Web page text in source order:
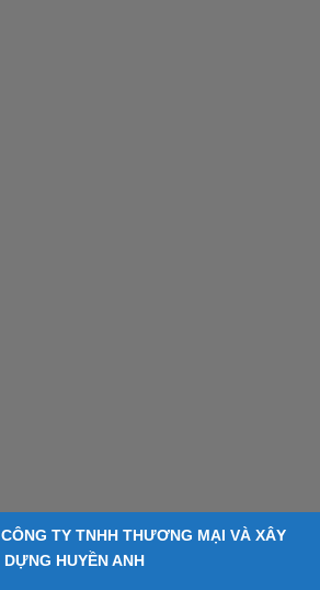
CÔNG TY TNHH THƯƠNG MẠI VÀ XÂY
DỰNG HUYỀN ANH